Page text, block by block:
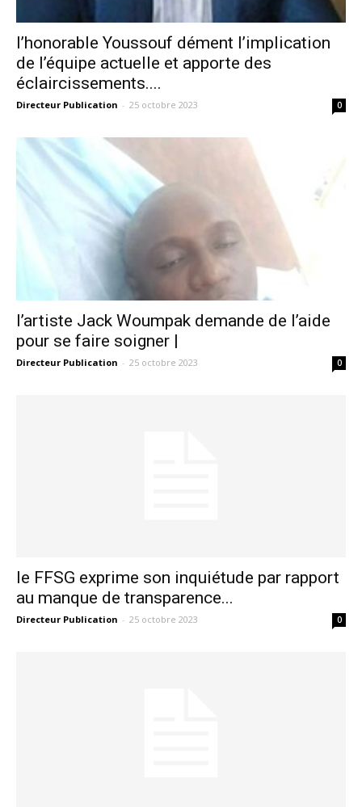
l’honorable Youssouf dément l’implication
de l’équipe actuelle et apporte des
éclaircissements....
Directeur Publication - 25 octobre 2023 0
l’artiste Jack Woumpak demande de l’aide
pour se faire soigner |
Directeur Publication - 25 octobre 2023 0
le FFSG exprime son inquiétude par rapport
au manque de transparence...
Directeur Publication - 25 octobre 2023 0